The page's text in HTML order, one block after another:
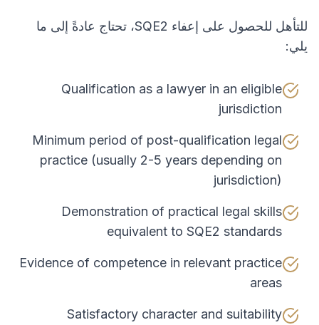
للتأهل للحصول على إعفاء SQE2، تحتاج عادةً إلى ما
يلي:
Qualification as a lawyer in an eligible
jurisdiction
Minimum period of post-qualification legal
practice (usually 2-5 years depending on
jurisdiction)
Demonstration of practical legal skills
equivalent to SQE2 standards
Evidence of competence in relevant practice
areas
Satisfactory character and suitability